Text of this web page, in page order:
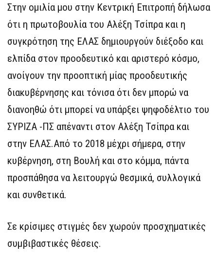
Στην ομιλία μου στην Κεντρική Επιτροπή δήλωσα
ότι η πρωτοβουλία του Αλέξη Τσίπρα και η
συγκρότηση της ΕΛΑΣ δημιουργούν διέξοδο και
ελπίδα στον προοδευτικό και αριστερό κόσμο,
ανοίγουν την προοπτική μίας προοδευτικής
διακυβέρνησης και τόνισα ότι δεν μπορώ να
διανοηθώ ότι μπορεί να υπάρξει ψηφοδέλτιο του
ΣΥΡΙΖΑ -ΠΣ απέναντι στον Αλέξη Τσίπρα και
στην ΕΛΑΣ.Από το 2018 μέχρι σήμερα, στην
κυβέρνηση, στη Βουλή και στο κόμμα, πάντα
προσπάθησα να λειτουργώ θεσμικά, συλλογικά
και συνθετικά.
Σε κρίσιμες στιγμές δεν χωρούν προσχηματικές
συμβιβαστικές θέσεις.